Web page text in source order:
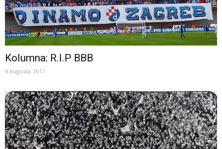
Kolumna: R.I.P BBB
4 Augusta, 2017